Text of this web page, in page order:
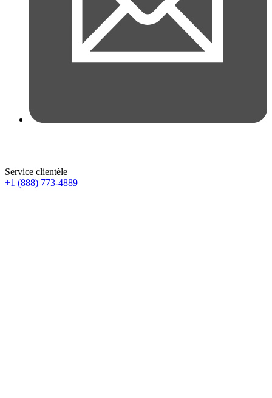
Service clientèle
+1 (888) 773-4889